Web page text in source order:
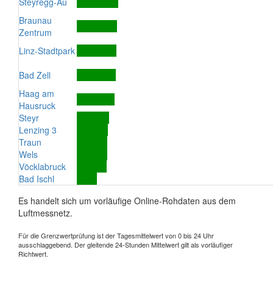
Braunau
Zentrum
Linz-Stadtpark
Bad Zell
Haag am
Hausruck
Steyr
Lenzing 3
Traun
Wels
Vöcklabruck
Bad Ischl
Es handelt sich um vorläufige Online-Rohdaten aus dem
Luftmessnetz.
Für die Grenzwertprüfung ist der Tagesmittelwert von 0 bis 24 Uhr
ausschlaggebend. Der gleitende 24-Stunden Mittelwert gilt als vorläufiger
Richtwert.